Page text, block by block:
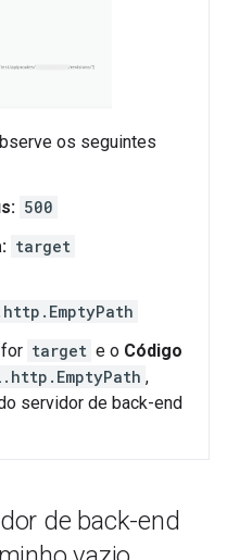
os seguintes
500
target
for target e o Código
,
servidor de back-end
de back-end